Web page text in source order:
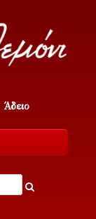
Άδειο